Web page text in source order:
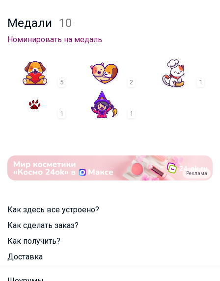
Медали 10
Номинировать на медаль
5 2 1
1 1
Реклама
Как здесь все устроено?
Как сделать заказ?
Как получить?
Доставка